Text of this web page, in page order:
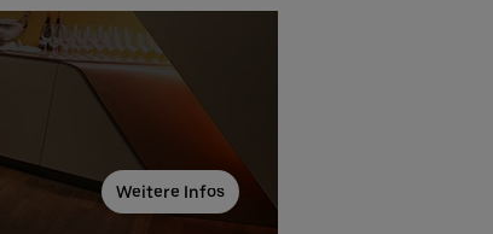
Weitere Infos